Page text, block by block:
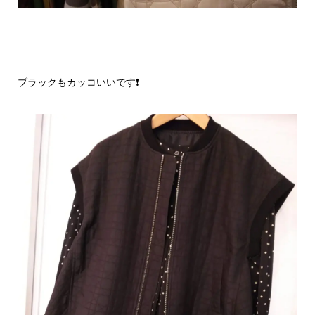
ブラックもカッコいいです❗️